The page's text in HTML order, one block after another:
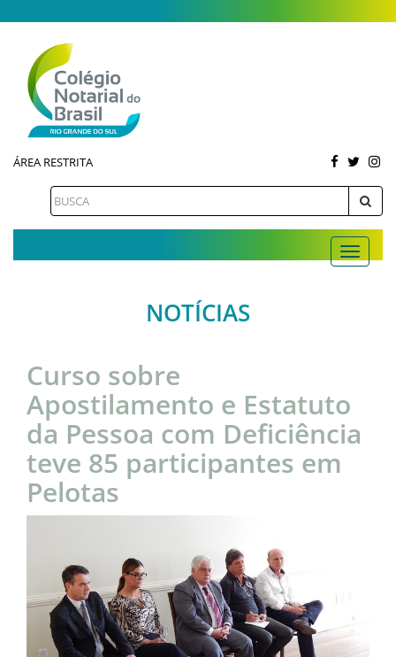
ÁREA RESTRITA
NOTÍCIAS
Curso sobre
Apostilamento e Estatuto
da Pessoa com Deficiência
teve 85 participantes em
Pelotas